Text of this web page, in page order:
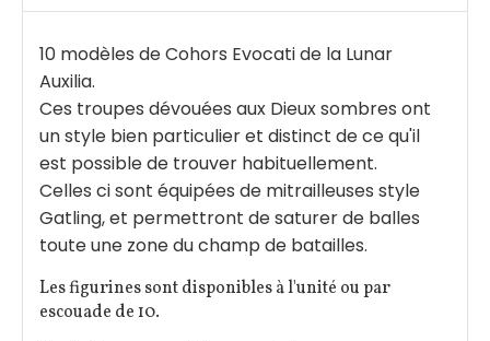
10 modèles de Cohors Evocati de la Lunar
Auxilia.
Ces troupes dévouées aux Dieux sombres ont
un style bien particulier et distinct de ce qu'il
est possible de trouver habituellement.
Celles ci sont équipées de mitrailleuses style
Gatling, et permettront de saturer de balles
toute une zone du champ de batailles.
Les figurines sont disponibles à l'unité ou par
escouade de 10.